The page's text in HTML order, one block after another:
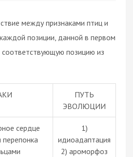
между признаками птиц и
позиции, данной в первом
позицию из
ПУТЬ
ЭВОЛЮЦИИ
сердце
перепонка
1)
идиоадаптация
2) ароморфоз